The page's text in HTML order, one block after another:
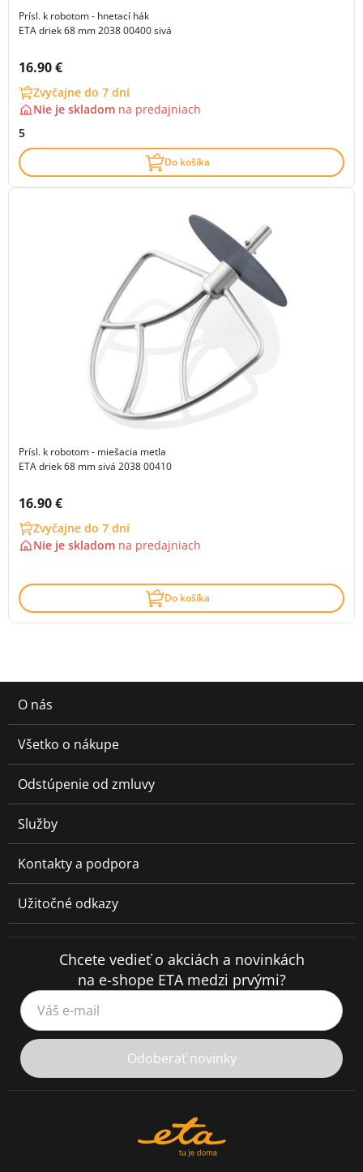
Prísl. k robotom - hnetací hák
ETA driek 68 mm 2038 00400 sivá
Cena s DPH:
16.90 €
Zvyčajne do 7 dní
Nie je skladom na predajniach
5
Do košíka
Prísl. k robotom - miešacia metla
ETA driek 68 mm sivá 2038 00410
Cena s DPH:
16.90 €
Zvyčajne do 7 dní
Nie je skladom na predajniach
Do košíka
O nás
Všetko o nákupe
Odstúpenie od zmluvy
Služby
Kontakty a podpora
Užitočné odkazy
Chcete vedieť o akciách a novinkách
na e-shope ETA medzi prvými?
Váš e-mail
Odoberať novinky